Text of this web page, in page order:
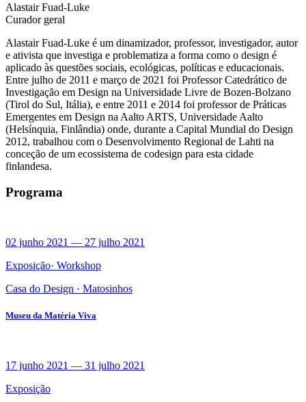
Alastair Fuad-Luke
Curador geral
Alastair Fuad-Luke é um dinamizador, professor, investigador, autor
e ativista que investiga e problematiza a forma como o design é
aplicado às questões sociais, ecológicas, políticas e educacionais.
Entre julho de 2011 e março de 2021 foi Professor Catedrático de
Investigação em Design na Universidade Livre de Bozen-Bolzano
(Tirol do Sul, Itália), e entre 2011 e 2014 foi professor de Práticas
Emergentes em Design na Aalto ARTS, Universidade Aalto
(Helsínquia, Finlândia) onde, durante a Capital Mundial do Design
2012, trabalhou com o Desenvolvimento Regional de Lahti na
conceção de um ecossistema de codesign para esta cidade
finlandesa.
Programa
02 junho 2021 — 27 julho 2021
Exposição· Workshop
Casa do Design · Matosinhos
Museu da Matéria Viva
17 junho 2021 — 31 julho 2021
Exposição